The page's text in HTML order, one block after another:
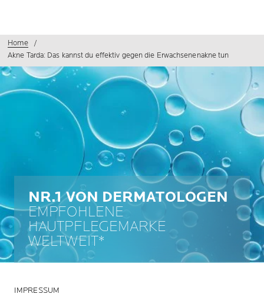
Home
Akne Tarda: Das kannst du effektiv gegen die Erwachsenenakne tun
NR.1 VON DERMATOLOGEN
EMPFOHLENE
HAUTPFLEGEMARKE
WELTWEIT*
IMPRESSUM